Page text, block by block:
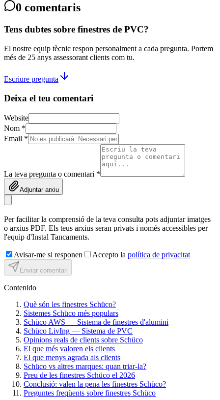
0 comentaris
Tens dubtes sobre finestres de PVC?
El nostre equip tècnic respon personalment a cada pregunta. Portem
més de 25 anys assessorant clients com tu.
Escriure pregunta
Deixa el teu comentari
Website
Nom *
Email *
La teva pregunta o comentari *
Adjuntar arxiu
Per facilitar la comprensió de la teva consulta pots adjuntar imatges
o arxius PDF. Els teus arxius seran privats i només accessibles per
l'equip d'Instal Tancaments.
Avisar-me si responen Accepto la política de privacitat
Enviar comentari
Contenido
Què són les finestres Schüco?
Sistemes Schüco més populars
Schüco AWS — Sistema de finestres d'alumini
Schüco LivIng — Sistema de PVC
Opinions reals de clients sobre Schüco
El que més valoren els clients
El que menys agrada als clients
Schüco vs altres marques: quan triar-la?
Preu de les finestres Schüco el 2026
Conclusió: valen la pena les finestres Schüco?
Preguntes freqüents sobre finestres Schüco